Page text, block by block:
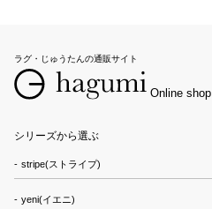
ラグ・じゅうたんの通販サイト
Online shop
シリーズから選ぶ
stripe(ストライプ)
yeni(イエニ)